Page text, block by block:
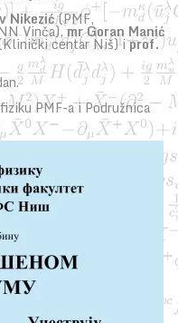
Nikezić(PMF,
Vinča),mr Goran Manić
centar Niš) iprof.
PMF-a i Podružnica